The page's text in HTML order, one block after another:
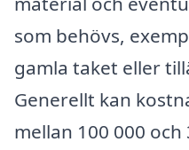
som behövs,
gamla taket eller
Generellt kan
mellan 100 000 och